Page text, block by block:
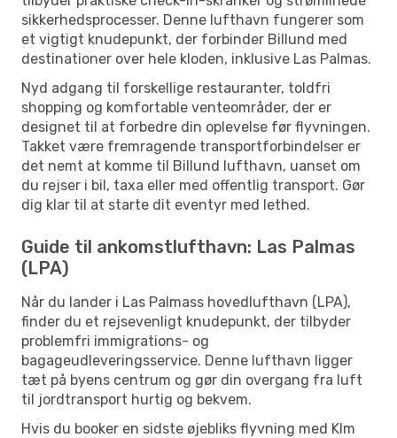
sikkerhedsprocesser. Denne lufthavn fungerer som
et vigtigt knudepunkt, der forbinder Billund med
destinationer over hele kloden, inklusive Las Palmas.
Nyd adgang til forskellige restauranter, toldfri
shopping og komfortable venteområder, der er
designet til at forbedre din oplevelse før flyvningen.
Takket være fremragende transportforbindelser er
det nemt at komme til Billund lufthavn, uanset om
du rejser i bil, taxa eller med offentlig transport. Gør
dig klar til at starte dit eventyr med lethed.
Guide til ankomstlufthavn: Las Palmas
(LPA)
Når du lander i Las Palmass hovedlufthavn (LPA),
finder du et rejsevenligt knudepunkt, der tilbyder
problemfri immigrations- og
bagageudleveringsservice. Denne lufthavn ligger
tæt på byens centrum og gør din overgang fra luft
til jordtransport hurtig og bekvem.
Hvis du booker en sidste øjebliks flyvning med Klm